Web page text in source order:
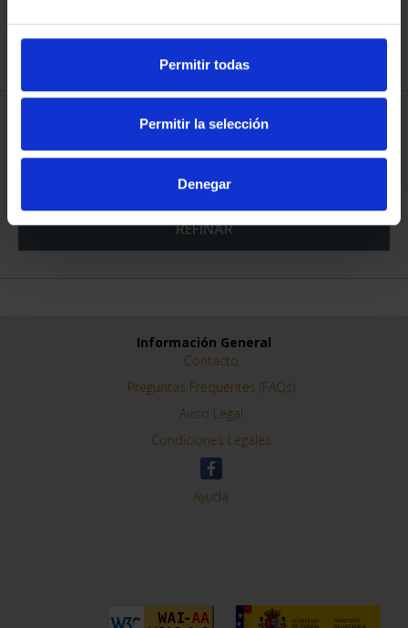
Permitir todas
Permitir la selección
Denegar
registrados
registrados
REFINAR
Información General
Contacto
Preguntas Frequentes (FAQs)
Aviso Legal
Condiciones Legales
Ayuda